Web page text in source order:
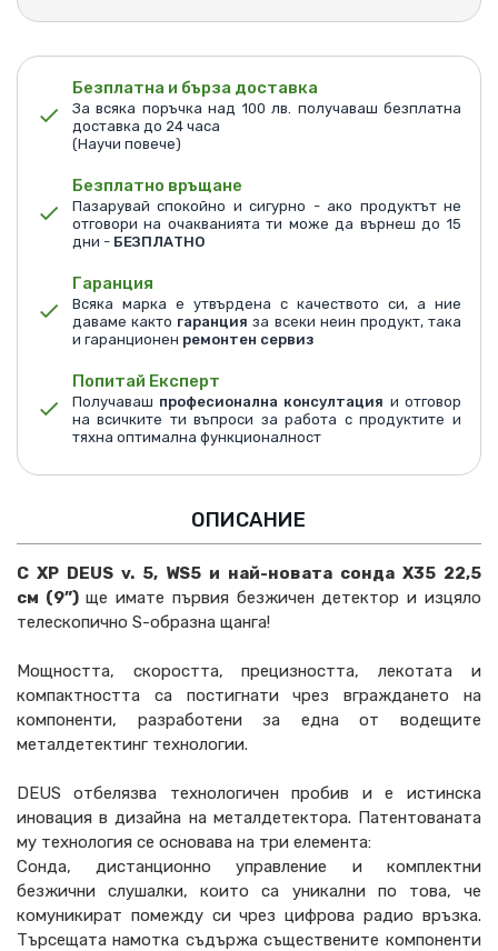
Безплатна и бърза доставка
За всяка поръчка над 100 лв. получаваш безплатна
доставка до 24 часа
(Научи повече)
Безплатно връщане
Пазарувай спокойно и сигурно - ако продуктът не
отговори на очакванията ти може да върнеш до 15
дни - БЕЗПЛАТНО
Гаранция
Всяка марка е утвърдена с качеството си, а ние
даваме както гаранция за всеки неин продукт, така
и гаранционен ремонтен сервиз
Попитай Експерт
Получаваш професионална консултация и отговор
на всичките ти въпроси за работа с продуктите и
тяхна оптимална функционалност
ОПИСАНИЕ
С XP DEUS v. 5, WS5 и най-новата сонда X35 22,5
см (9”)ще имате първия безжичен детектор и изцяло
телескопично S-образна щанга!
Мощността, скоростта, прецизността, лекотата и
компактността са постигнати чрез вграждането на
компоненти, разработени за една от водещите
металдетектинг технологии.
DEUS отбелязва технологичен пробив и е истинска
иновация в дизайна на металдетектора. Патентованата
му технология се основава на три елемента:
Сонда, дистанционно управление и комплектни
безжични слушалки, които са уникални по това, че
комуникират помежду си чрез цифрова радио връзка.
Търсещата намотка съдържа съществените компоненти